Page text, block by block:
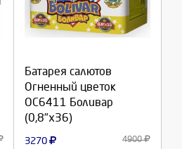
Батарея салютов
Огненный цветок
ОС6411 Боливар
(0,8"х36)
3270 4900
Выберите количество:
Продолжить
Отмена